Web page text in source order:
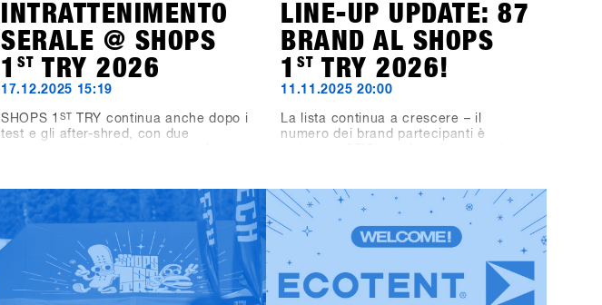
INTRATTENIMENTO
SERALE @ SHOPS
1
ST TRY 2026
17.12.2025 15:19
SHOPS 1 ST
TRY continua anche dopo i
test e gli after-shred, con due
Games, Videos & Vinyls va in scena
nel nuovo Bawa Music Sports &
Entertainment Bar di Fügen. La serata
propone video di snowboard, dj set in
vinile a cura di Shue & Felix MDS e il
torneo Bowling for Boards, dove i
partecipanti possono vincere gramdi
LINE-UP UPDATE: 87
BRAND AL SHOPS
1
ST TRY 2026!
11.11.2025 20:00
La lista continua a crescere – il
numero dei brand partecipanti è
faranno parte del line-up.Il line-up
dello SHOPS 1
TRY 2026 si presenta
quindi ancora più ricco e interessante
– non vediamo l’ora di scoprire tutti i
brand presenti al SHOPS 1
TRY
2026!👉 Scopri tutti i brand
partecipanti nella Brandlist aggiornata.